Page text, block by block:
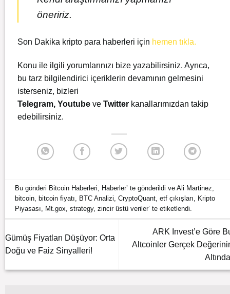
öneririz.
Son Dakika kripto para haberleri için hemen tıkla.
Konu ile ilgili yorumlarınızı bize yazabilirsiniz. Ayrıca,
bu tarz bilgilendirici içeriklerin devamının gelmesini
isterseniz, bizleri
Telegram, Youtube ve Twitter kanallarımızdan takip
edebilirsiniz.
Bu gönderi Bitcoin Haberleri Haberler’ te gönderildi veAli Martinez
bitcoin
bitcoin fiyatı BTC Analizi ,CryptoQuant ,etf çıkışları
Kripto
Piyasası
Mt.gox ,strategy,zincir üstü veriler’ te etiketlendi.
Gümüş Fiyatları Düşüyor: Orta
Doğu ve Faiz Sinyalleri!
ARK Invest’e Göre
Altcoinler Gerçek